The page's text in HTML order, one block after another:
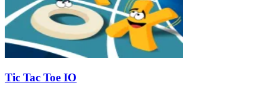
Tic Tac Toe IO